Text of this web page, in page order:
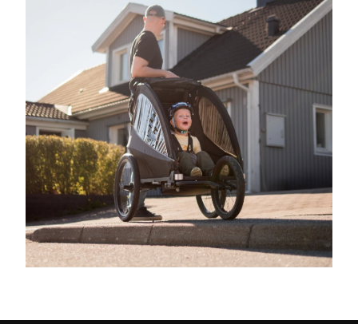
såklart vattenavvisande om det skulle komma en regnskur.Ventilationen ser
till att det blir behagligt inuti vagnen även under varmare dagar, och den
medföljande golvmattan gör den lätt att hålla ren. För extra funktionalitet
finns praktiskt packutrymme bak på cykelvagnen, perfekt för exempelvis
väska eller andra tillbehör. Maxvikten för cykelvagnen är 45 kg, vilket
inkluderar både barn och eventuell packning. Det är viktigt att notera att
detta avser vagnens totala bärförmåga, inte hur mycket barnet får väga.
Enligt gällande rekommendationer för cykelvagnar bör ett barn väga högst
22 kg per sittpats. Denna gräns är en säkerhetsriktlinje för hur barn
transporteras i cykelvagn, snarare än ett mått på vad själva konstruktionen
klarar av. För extra säkerhet är evobike Sandhamn utrustad med reflexer,
reflexband i däcken och flagga som gör vagnen mer synlig i trafiken.
Parkeringsbromsen ger stabilitet när vagnen står still, och när den inte
används fälls den enkelt ihop för smidig förvaring eller transport i bil.
Kombinationen av smarta funktioner och genomtänkt design gör evobike
Sandhamn till en pålitlig följeslagare i både stadsmiljö och på utflykter.